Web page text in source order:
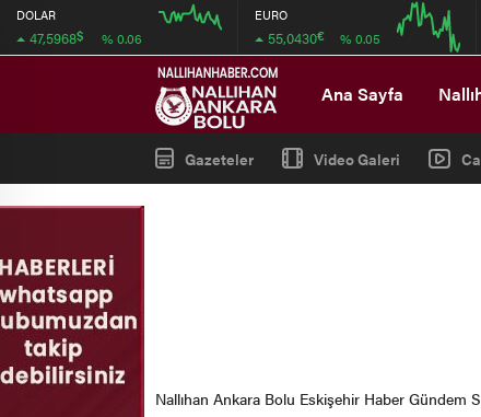
DOLAR
47,5968$ % 0.06
12:00
EURO
55,0430€ % 0.05
Ana Sayfa
Gazeteler Video Galeri
Nallıhan Ankara Bolu Eskişehir Haber Gündem